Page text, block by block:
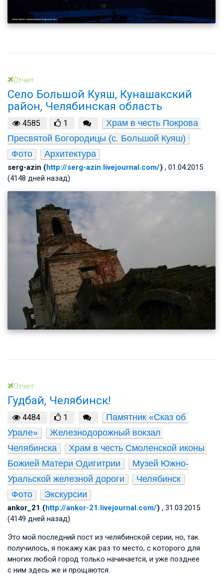
Отчет
Село Большой Куяш, Кунашакский
район, Челябинская область
4585 1
Храм в честь Покрова
Пресвятой Богородицы (с. Большой Куяш)
Фото
Архитектура
serg-azin (http://serg-azin.livejournal.com/) , 01.04.2015
(4148 дней назад)
Отчет
Гудбай, Челябинск!
4484 1
Памятник «Сказ об
Урале»
Железнодорожный вокзал
Челябинска
Храм в честь Смоленской иконы
Божией Матери Одигитрии
Музей Южно-
Уральской железной дороги
Челябинск
Фото
Экскурсии
ankor_21 (http://ankor-21.livejournal.com/) , 31.03.2015
(4149 дней назад)
Это мой последний пост из челябинской серии, но, так
получилось, я покажу как раз то место, с которого для
многих любой город только начинается, и уже позднее
с ним здесь же и прощаются.